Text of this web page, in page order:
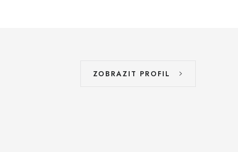
ZOBRAZIT PROFIL